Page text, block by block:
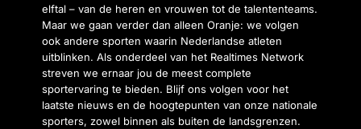
elftal – van de heren en vrouwen tot de talententeams.
Maar we gaan verder dan alleen Oranje: we volgen
ook andere sporten waarin Nederlandse atleten
uitblinken. Als onderdeel van het Realtimes Network
streven we ernaar jou de meest complete
sportervaring te bieden. Blijf ons volgen voor het
laatste nieuws en de hoogtepunten van onze nationale
sporters, zowel binnen als buiten de landsgrenzen.